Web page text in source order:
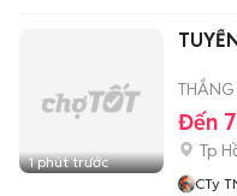
1 phút trước
THẮNG
Đến
Tp
CTy